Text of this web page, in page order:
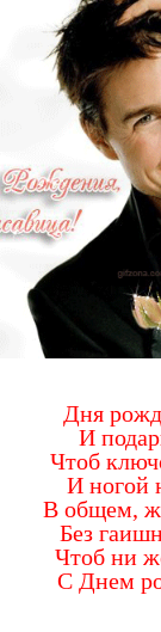
Дня
И
Чтоб
И ногой
В общем,
Без
Чтоб ни
С Днем